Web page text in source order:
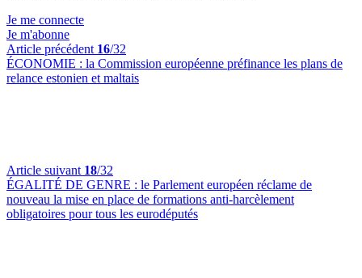
Je me connecte
Je m'abonne
Article précédent 16/32
ÉCONOMIE : la Commission européenne préfinance les plans de
relance estonien et maltais
Article suivant 18/32
ÉGALITÉ DE GENRE : le Parlement européen réclame de
nouveau la mise en place de formations anti-harcèlement
obligatoires pour tous les eurodéputés